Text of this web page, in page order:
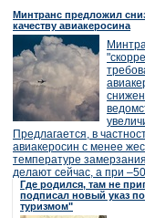
Минтранс предложил
качеству авиакеросина
Предлагается, в
авиакеросин с менее
температуре
делают сейчас, а при
Где родился, там не
подписал новый указ
туризмом"